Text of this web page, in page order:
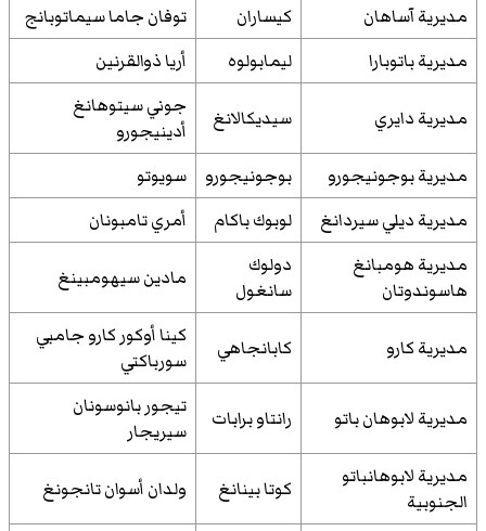
مديرية آساهان كيساران
توفان جاما سيماتوبانج
مديرية باتوبارا
ليمابولوه أريا ذوالقرنين
مديرية دايري سيديكالانغ
جوني سيتوهانغ
أدينيجورو
مديرية بوجونيجورو
بوجونيجورو
سويوتو
مديرية ديلي سيردانغ
لوبوك باكام
أمري تامبونان
مديرية هومبانغ
هاسوندوتان
دولوك
سانغول
مادين سيهومبينغ
مديرية كارو كابانجاهي
كينا أوكور كارو جامبي
سورباكتي
مديرية لابوهان باتو رانتاو برابات
تيجور بانوسونان
سيريجار
مديرية لابوهانباتو
الجنوبية
كوتا بينانغ ولدان أسوان تانجونغ